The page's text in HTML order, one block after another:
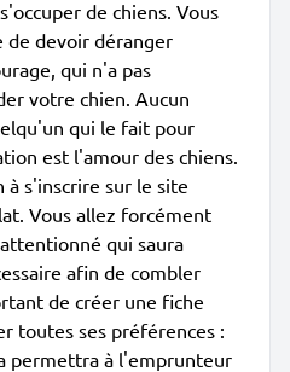
de chiens. Vous
de devoir déranger
qui n'a pas
votre chien. Aucun
qui le fait pour
est l'amour des chiens.
à s'inscrire sur le site
Vous allez forcément
qui saura
afin de combler
de créer une fiche
toutes ses préférences :
permettra à l'emprunteur